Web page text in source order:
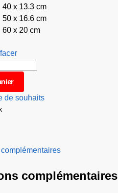
40 x 13.3 cm
50 x 16.6 cm
60 x 20 cm
de souhaits
complémentaires
complémentaires